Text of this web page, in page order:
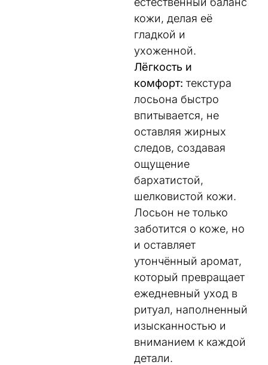
кожи, делая её
гладкой и
ухоженной.
Лёгкость и
комфорт: текстура
лосьона быстро
впитывается, не
оставляя жирных
следов, создавая
ощущение
бархатистой,
шелковистой кожи.
Лосьон не только
заботится о коже, но
и оставляет
утончённый аромат,
который превращает
ежедневный уход в
ритуал, наполненный
изысканностью и
вниманием к каждой
детали.